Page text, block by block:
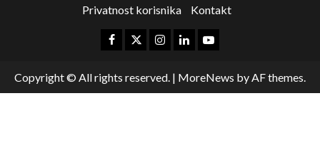
Privatnost korisnika
Kontakt
Copyright © All rights reserved. | MoreNews by AF themes.